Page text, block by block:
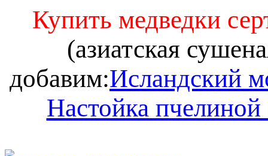
Купить медведки
(азиатская
добавим:Исландский
Настойка пчелиной